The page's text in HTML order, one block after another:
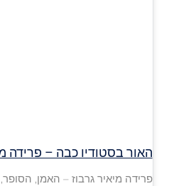
האור בסטודיו כבה – פרידה
פרידה מיאיר גרבוז – האמן,